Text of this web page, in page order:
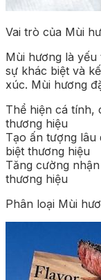
Vai trò của Mùi
Mùi hương là
sự khác biệt và
xúc. Mùi hương
Thể hiện cá tính,
thương hiệu
Tạo ấn tượng lâu
biệt thương hiệu
Tăng cường
thương hiệu
Phân loại Mùi